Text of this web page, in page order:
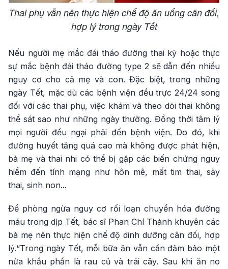
Thai phụ vẫn nên thực hiện chế độ ăn uống cân đối,
hợp lý trong ngày Tết
Nếu người mẹ mắc đái tháo đường thai kỳ hoặc thực
sự mắc bệnh đái tháo đường type 2 sẽ dẫn đến nhiều
nguy cơ cho cả mẹ và con. Đặc biệt, trong những
ngày Tết, mặc dù các bệnh viện đều trực 24/24 song
đối với các thai phụ, việc khám và theo dõi thai không
thể sát sao như những ngày thường. Đồng thời tâm lý
mọi người đều ngại phải đến bệnh viện. Do đó, khi
đường huyết tăng quá cao mà không được phát hiện,
bà mẹ và thai nhi có thể bị gặp các biến chứng nguy
hiểm đến tính mạng như hôn mê, mất tim thai, sảy
thai, sinh non...
Để phòng ngừa nguy cơ rối loạn chuyển hóa đường
máu trong dịp Tết, bác sĩ Phan Chí Thành khuyên các
bà mẹ nên thực hiện chế độ dinh dưỡng cân đối, hợp
lý.“Trong ngày Tết, mỗi bữa ăn vẫn cần đảm bảo một
nửa khẩu phần là rau củ và trái cây. Sau khi ăn no